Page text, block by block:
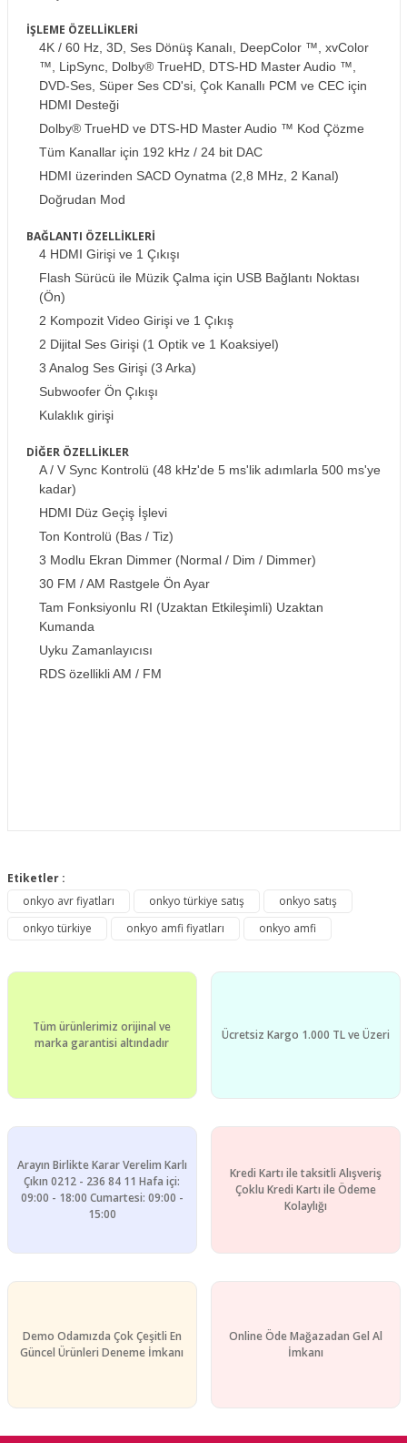
İŞLEME ÖZELLİKLERİ
4K / 60 Hz, 3D, Ses Dönüş Kanalı, DeepColor ™, xvColor
™, LipSync, Dolby® TrueHD, DTS-HD Master Audio ™,
DVD-Ses, Süper Ses CD'si, Çok Kanallı PCM ve CEC için
HDMI Desteği
Dolby® TrueHD ve DTS-HD Master Audio ™ Kod Çözme
Tüm Kanallar için 192 kHz / 24 bit DAC
HDMI üzerinden SACD Oynatma (2,8 MHz, 2 Kanal)
Doğrudan Mod
BAĞLANTI ÖZELLİKLERİ
4 HDMI Girişi ve 1 Çıkışı
Flash Sürücü ile Müzik Çalma için USB Bağlantı Noktası
(Ön)
2 Kompozit Video Girişi ve 1 Çıkış
2 Dijital Ses Girişi (1 Optik ve 1 Koaksiyel)
3 Analog Ses Girişi (3 Arka)
Subwoofer Ön Çıkışı
Kulaklık girişi
DİĞER ÖZELLİKLER
A / V Sync Kontrolü (48 kHz'de 5 ms'lik adımlarla 500 ms'ye
kadar)
HDMI Düz Geçiş İşlevi
Ton Kontrolü (Bas / Tiz)
3 Modlu Ekran Dimmer (Normal / Dim / Dimmer)
30 FM / AM Rastgele Ön Ayar
Tam Fonksiyonlu RI (Uzaktan Etkileşimli) Uzaktan
Kumanda
Uyku Zamanlayıcısı
RDS özellikli AM / FM
Yorum Yaz
konularda yetersiz gördüğünüz noktaları öneri formunu
Görüş ve önerileriniz için teşekkür ederiz.
Ürün açıklamasında eksik bilgiler bulunuyor.
Ürün fiyatı diğer sitelerden daha pahalı.
Etiketler :
onkyo avr fiyatları
onkyo türkiye satış
onkyo satış
onkyo türkiye
onkyo amfi fiyatları onkyo amfi
Tüm ürünlerimiz orijinal ve
marka garantisi altındadır
Ücretsiz Kargo 1.000 TL ve Üzeri
Arayın Birlikte Karar Verelim Karlı
Çıkın 0212 - 236 84 11 Hafa içi:
09:00 - 18:00 Cumartesi: 09:00 -
15:00
Kredi Kartı ile taksitli Alışveriş
Çoklu Kredi Kartı ile Ödeme
Kolaylığı
Demo Odamızda Çok Çeşitli En
Güncel Ürünleri Deneme İmkanı
Online Öde Mağazadan Gel Al
İmkanı